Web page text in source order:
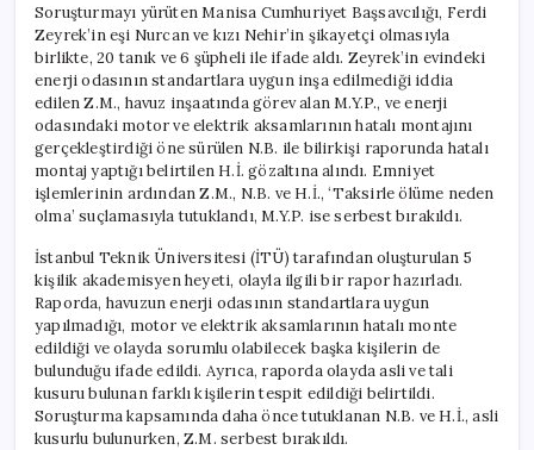
Soruşturmayı yürüten Manisa Cumhuriyet Başsavcılığı, Ferdi
Zeyrek’in eşi Nurcan ve kızı Nehir’in şikayetçi olmasıyla
birlikte, 20 tanık ve 6 şüpheli ile ifade aldı. Zeyrek’in evindeki
enerji odasının standartlara uygun inşa edilmediği iddia
edilen Z.M., havuz inşaatında görev alan M.Y.P., ve enerji
odasındaki motor ve elektrik aksamlarının hatalı montajını
gerçekleştirdiği öne sürülen N.B. ile bilirkişi raporunda hatalı
montaj yaptığı belirtilen H.İ. gözaltına alındı. Emniyet
işlemlerinin ardından Z.M., N.B. ve H.İ., ‘Taksirle ölüme neden
olma’ suçlamasıyla tutuklandı, M.Y.P. ise serbest bırakıldı.
İstanbul Teknik Üniversitesi (İTÜ) tarafından oluşturulan 5
kişilik akademisyen heyeti, olayla ilgili bir rapor hazırladı.
Raporda, havuzun enerji odasının standartlara uygun
yapılmadığı, motor ve elektrik aksamlarının hatalı monte
edildiği ve olayda sorumlu olabilecek başka kişilerin de
bulunduğu ifade edildi. Ayrıca, raporda olayda asli ve tali
kusuru bulunan farklı kişilerin tespit edildiği belirtildi.
Soruşturma kapsamında daha önce tutuklanan N.B. ve H.İ., asli
kusurlu bulunurken, Z.M. serbest bırakıldı.